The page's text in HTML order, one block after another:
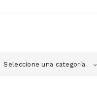
Seleccione una categoría